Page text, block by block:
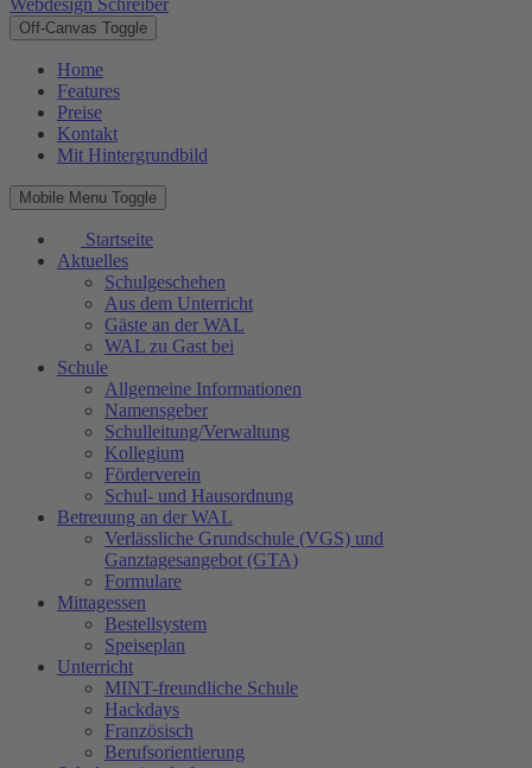
Webdesign Schreiber
Off-Canvas Toggle
Home
Features
Preise
Kontakt
Mit Hintergrundbild
Mobile Menu Toggle
Startseite
Aktuelles
Schulgeschehen
Aus dem Unterricht
Gäste an der WAL
WAL zu Gast bei
Schule
Allgemeine Informationen
Namensgeber
Schulleitung/Verwaltung
Kollegium
Förderverein
Schul- und Hausordnung
Betreuung an der WAL
Verlässliche Grundschule (VGS) und
Ganztagesangebot (GTA)
Formulare
Mittagessen
Bestellsystem
Speiseplan
Unterricht
MINT-freundliche Schule
Hackdays
Französisch
Berufsorientierung